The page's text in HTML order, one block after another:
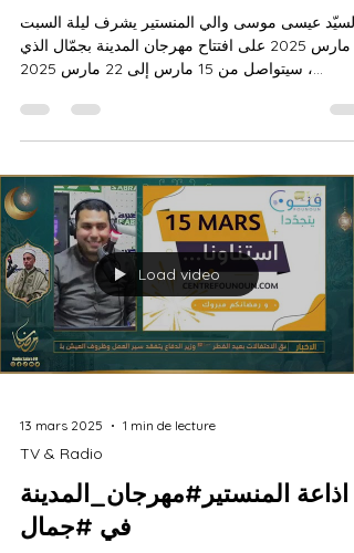
السيّد عيسى موسى والي المنستير يشرف ليلة السبت
15 مارس 2025 على افتتاح مهرجان المدينة بجمّال الذي
سيتواصل من 15 مارس إلى 22 مارس 2025 ،...
Load video
13 mars 2025 1 min de lecture
TV & Radio
اذاعة المنستير#مهرجان_المدينة
في #جمال